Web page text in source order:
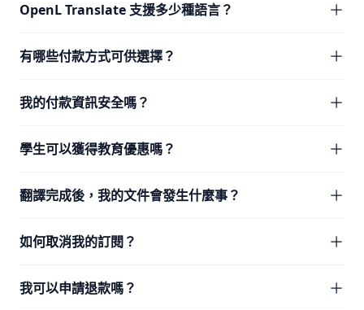
OpenL Translate 支援多少種語言？
有哪些付款方式可供選擇？
我的付款資訊安全嗎？
學生可以獲得教育優惠嗎？
翻譯完成後，我的文件會發生什麼事？
如何取消我的訂閱？
我可以申請退款嗎？